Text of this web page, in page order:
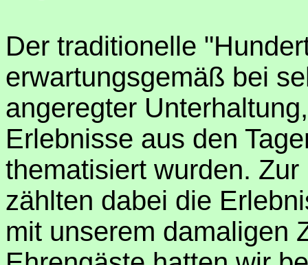
Der traditionelle
erwartungsgemäß bei
angeregter
Erlebnisse aus den
thematisiert wurden.
zählten dabei die
mit unserem damaligen